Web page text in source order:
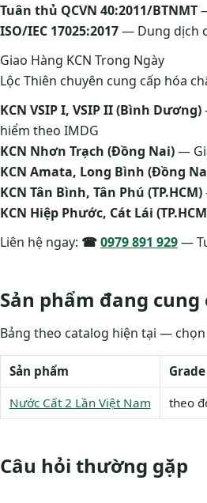
Tuân thủ QCVN 40:2011/BTNMT
ISO/IEC 17025:2017— Dung dịch
Giao Hàng KCN Trong Ngày
Lộc Thiên chuyên cung cấp hóa
KCN VSIP I, VSIP II (Bình Dương)
hiểm theo IMDG
KCN Nhơn Trạch (Đồng Nai)—
KCN Amata, Long Bình (Đồng
KCN Tân Bình, Tân Phú (TP.HCM)
KCN Hiệp Phước, Cát Lái
Liên hệ ngay: ☎0979 891 929—
Sản phẩm đang cung
Bảng theo catalog hiện tại —
Sản phẩm
Nước Cất 2 Lần Việt Nam
theo
Câu hỏi thường gặp